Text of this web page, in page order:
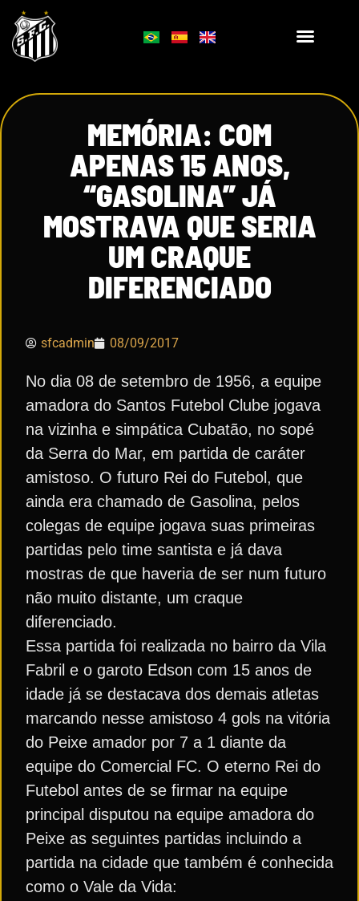
MEMÓRIA: COM
APENAS 15 ANOS,
“GASOLINA” JÁ
MOSTRAVA QUE SERIA
UM CRAQUE
DIFERENCIADO
sfcadmin 08/09/2017
No dia 08 de setembro de 1956, a equipe
amadora do Santos Futebol Clube jogava
na vizinha e simpática Cubatão, no sopé
da Serra do Mar, em partida de caráter
amistoso. O futuro Rei do Futebol, que
ainda era chamado de Gasolina, pelos
colegas de equipe jogava suas primeiras
partidas pelo time santista e já dava
mostras de que haveria de ser num futuro
não muito distante, um craque
diferenciado.
Essa partida foi realizada no bairro da Vila
Fabril e o garoto Edson com 15 anos de
idade já se destacava dos demais atletas
marcando nesse amistoso 4 gols na vitória
do Peixe amador por 7 a 1 diante da
equipe do Comercial FC. O eterno Rei do
Futebol antes de se firmar na equipe
principal disputou na equipe amadora do
Peixe as seguintes partidas incluindo a
partida na cidade que também é conhecida
como o Vale da Vida: